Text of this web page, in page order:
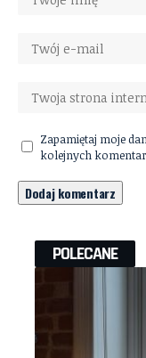
Zapamiętaj moje
kolejnych
POLECANE